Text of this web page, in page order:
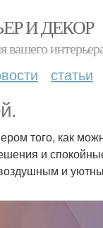
И ДЕКОР
вашего
статьи
того, как
и
и